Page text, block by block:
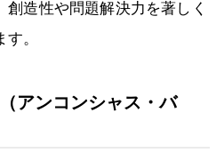
創造性や問題解決力を著しく
。
アンコンシャス・バ